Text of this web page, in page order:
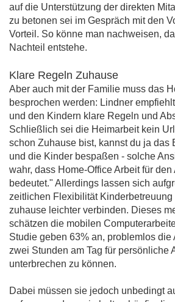
auf die Unterstützung der direkten
zu betonen sei im Gespräch mit den
Vorteil. So könne man nachweisen,
Nachteil entstehe.
Klare Regeln Zuhause
Aber auch mit der Familie muss das
besprochen werden: Lindner
und den Kindern klare Regeln und
Schließlich sei die Heimarbeit kein
schon Zuhause bist, kannst du ja das
und die Kinder bespaßen - solche
wahr, dass Home-Office Arbeit für den
bedeutet." Allerdings lassen sich
zeitlichen Flexibilität
zuhause leichter verbinden. Dieses
schätzen die mobilen
Studie geben 63% an, problemlos die
zwei Stunden am Tag für persönliche
unterbrechen zu können.
Dabei müssen sie jedoch unbedingt